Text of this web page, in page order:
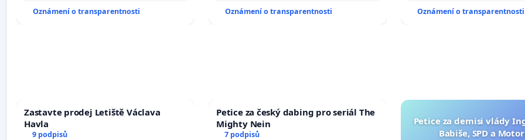
Oznámení o transparentnosti
Oznámení o transparentnosti
Oznámení o transparentnosti
Zastavte prodej Letiště Václava
Havla
9 podpisů
Petice za český dabing pro seriál The
Mighty Nein
7 podpisů
Petice za demisi vlády
Babiše, SPD a